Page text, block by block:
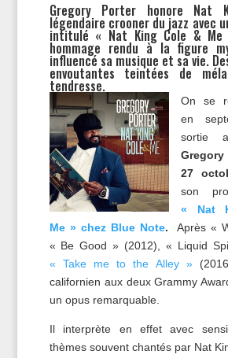
Gregory Porter honore Nat
légendaire crooner du jazz avec
intitulé « Nat King Cole & Me
hommage rendu à la figure
influencé sa musique et sa vie.
envoutantes teintées de
tendresse.
On se
en
sortie
Gregory
27
son
« Nat
Me » chez Blue Note.
Après «
« Be Good » (2012), « Liquid
« Take me to the Alley »
californien aux deux Grammy
un opus remarquable.
Il interprète en effet avec
thèmes souvent chantés par Nat